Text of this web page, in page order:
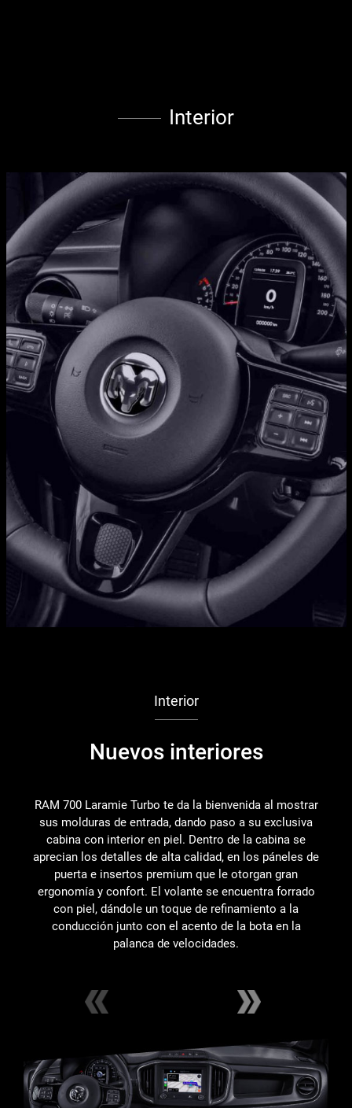
Interior
Interior
Nuevos interiores
RAM 700 Laramie Turbo te da la bienvenida al mostrar
sus molduras de entrada, dando paso a su exclusiva
cabina con interior en piel. Dentro de la cabina se
aprecian los detalles de alta calidad, en los páneles de
puerta e insertos premium que le otorgan gran
ergonomía y confort. El volante se encuentra forrado
con piel, dándole un toque de refinamiento a la
conducción junto con el acento de la bota en la
palanca de velocidades.